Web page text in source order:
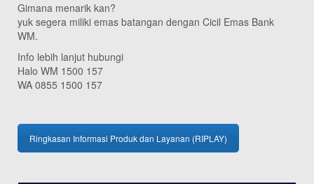
Gimana menarik kan?
yuk segera miliki emas batangan dengan Cicil Emas Bank
WM.
Info lebih lanjut hubungi
Halo WM 1500 157
WA 0855 1500 157
Ringkasan Informasi Produk dan Layanan (RIPLAY)